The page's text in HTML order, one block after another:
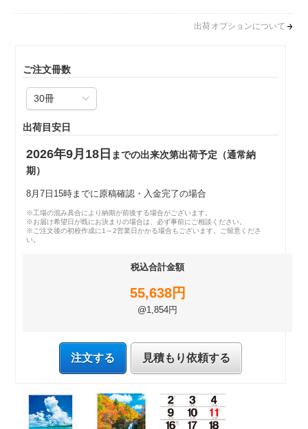
出荷オプションについて
ご注文冊数
出荷目安日
2026年9月18日 までの出来次第出荷予定（通常納
期）
8月7日15時までに原稿確認・入金完了の場合
※工場の混み具合により納期が前後する場合がございます。
※お届け希望日が既にお決まりの場合は、必ず事前にご相談ください。
※ご注文後の初校作成に1～2営業日かかる場合もございます。ご留意くださ
い。
税込合計金額
55,638円
@1,854円
注文する 見積もり依頼する